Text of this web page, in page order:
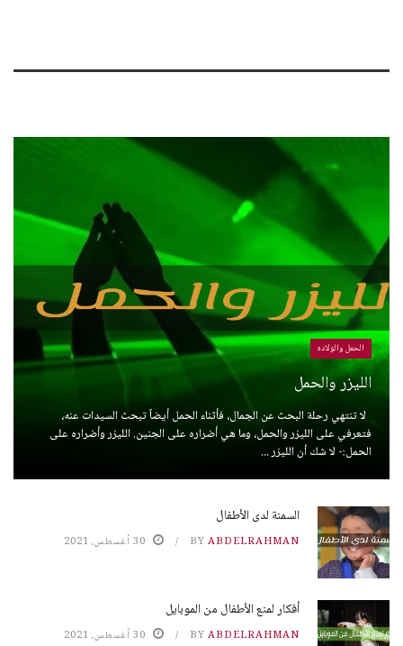
الحمل والولاده
الليزر والحمل
لا تنتهي رحلة البحث عن الجمال، فأثناء الحمل أيضاً تبحث السيدات عنه،
فتعرفي على الليزر والحمل، وما هي أضراره على الجنين. الليزر وأضراره على
الحمل:- لا شك أن الليزر ...
السمنة لدى الأطفال
BY ABDELRAHMAN 30 أغسطس، 2021
أفكار لمنع الأطفال من الموبايل
BY ABDELRAHMAN 30 أغسطس، 2021